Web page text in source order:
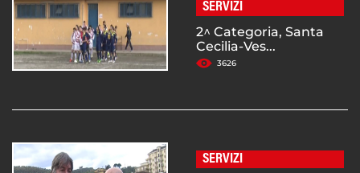
SERVIZI
2^ Categoria, Santa
Cecilia-Ves...
3626
SERVIZI